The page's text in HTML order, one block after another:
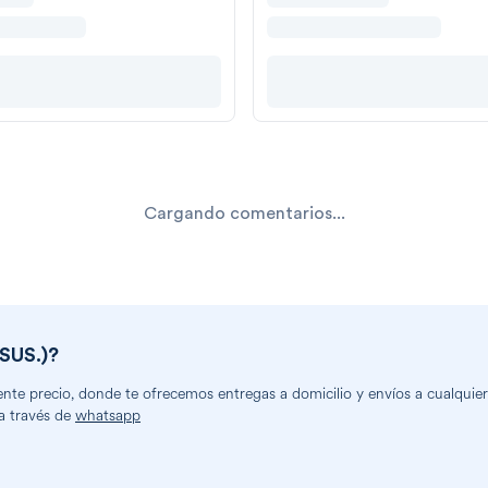
Cargando comentarios...
?
precio, donde te ofrecemos entregas a domicilio y envíos a
través de whatsapp